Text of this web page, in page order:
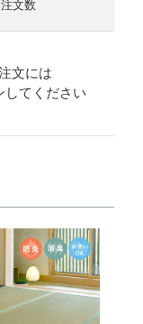
注文数
文には
してください